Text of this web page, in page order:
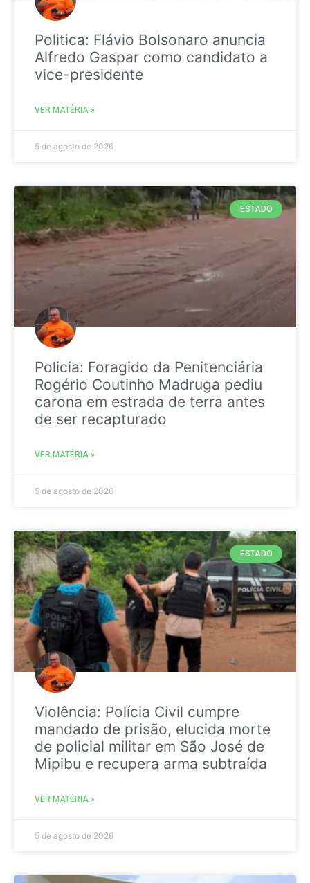
Politica: Flávio Bolsonaro anuncia
Alfredo Gaspar como candidato a
vice-presidente
VER MATÉRIA »
5 de agosto de 2026
ESTADO
Policia: Foragido da Penitenciária
Rogério Coutinho Madruga pediu
carona em estrada de terra antes
de ser recapturado
VER MATÉRIA »
5 de agosto de 2026
ESTADO
Violência: Polícia Civil cumpre
mandado de prisão, elucida morte
de policial militar em São José de
Mipibu e recupera arma subtraída
VER MATÉRIA »
5 de agosto de 2026